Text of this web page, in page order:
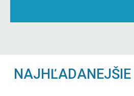
NAJHĽADANEJŠIE